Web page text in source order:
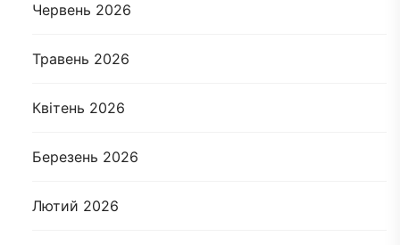
Червень 2026
Травень 2026
Квітень 2026
Березень 2026
Лютий 2026